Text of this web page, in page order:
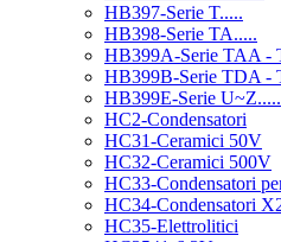
HB397-Serie T.....
HB398-Serie TA.....
HB399A-Serie TAA -
HB399B-Serie TDA -
HB399E-Serie U~Z.....
HC2-Condensatori
HC31-Ceramici 50V
HC32-Ceramici 500V
HC33-Condensatori
HC34-Condensatori
HC35-Elettrolitici